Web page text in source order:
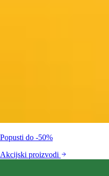
Popusti do -50%
Akcijski proizvodi